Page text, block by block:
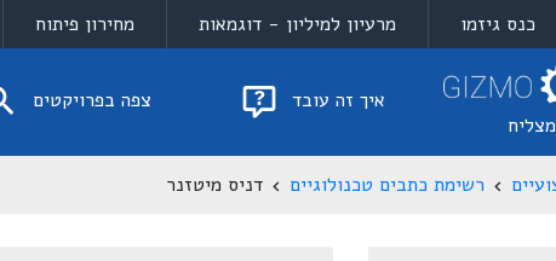
כנס גיזמו מרעיון למיליון - דוגמאות מחירון פיתוח
איך זה עובד צפה בפרויקטים
רשימת כתבים טכנולוגיים דניס מיטזנר